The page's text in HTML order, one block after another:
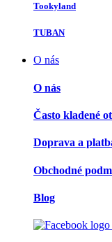
Tookyland
TUBAN
O nás
O nás
Často kladené
Doprava a
Obchodné
Blog